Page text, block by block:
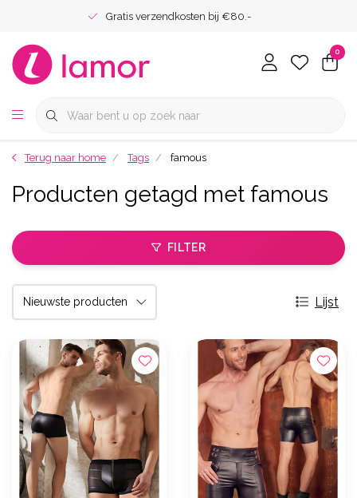
Gratis verzendkosten bij €80.-
0
Terug naar home Tags famous
Producten getagd met famous
FILTER
Lijst